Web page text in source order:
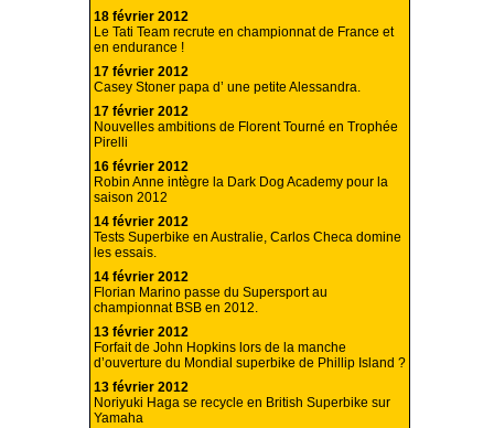
18 février 2012
Le Tati Team recrute en championnat de France et
en endurance !
17 février 2012
Casey Stoner papa d’ une petite Alessandra.
17 février 2012
Nouvelles ambitions de Florent Tourné en Trophée
Pirelli
16 février 2012
Robin Anne intègre la Dark Dog Academy pour la
saison 2012
14 février 2012
Tests Superbike en Australie, Carlos Checa domine
les essais.
14 février 2012
Florian Marino passe du Supersport au
championnat BSB en 2012.
13 février 2012
Forfait de John Hopkins lors de la manche
d’ouverture du Mondial superbike de Phillip Island ?
13 février 2012
Noriyuki Haga se recycle en British Superbike sur
Yamaha